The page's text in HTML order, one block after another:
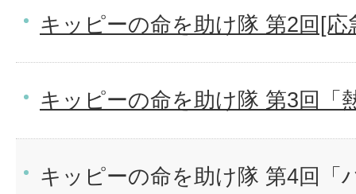
キッピーの命を助け隊 第2回[応
キッピーの命を助け隊 第3回「
キッピーの命を助け隊 第4回「